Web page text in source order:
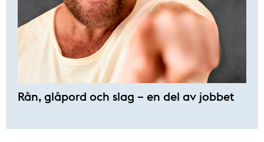
Rån, glåpord och slag – en del av jobbet